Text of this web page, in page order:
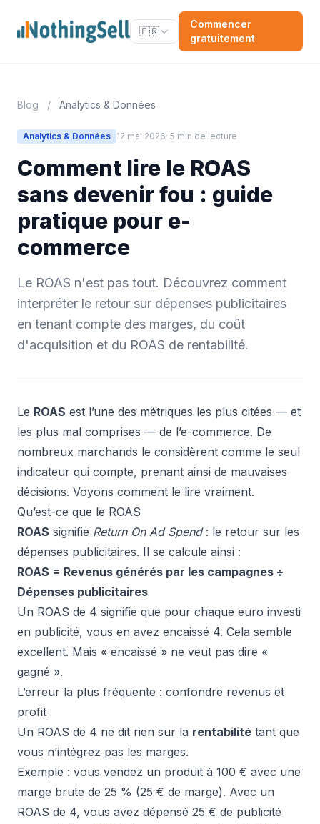
🇫🇷
Commencer
gratuitement
Blog / Analytics & Données
Analytics & Données 12 mai 2026· 5 min de lecture
Comment lire le ROAS
sans devenir fou : guide
pratique pour e-
commerce
Le ROAS n'est pas tout. Découvrez comment
interpréter le retour sur dépenses publicitaires
en tenant compte des marges, du coût
d'acquisition et du ROAS de rentabilité.
Le ROAS est l’une des métriques les plus citées — et
les plus mal comprises — de l’e-commerce. De
nombreux marchands le considèrent comme le seul
indicateur qui compte, prenant ainsi de mauvaises
décisions. Voyons comment le lire vraiment.
Qu’est-ce que le ROAS
ROAS signifie Return On Ad Spend: le retour sur les
dépenses publicitaires. Il se calcule ainsi :
ROAS = Revenus générés par les campagnes ÷
Dépenses publicitaires
Un ROAS de 4 signifie que pour chaque euro investi
en publicité, vous en avez encaissé 4. Cela semble
excellent. Mais « encaissé » ne veut pas dire «
gagné ».
L’erreur la plus fréquente : confondre revenus et
profit
Un ROAS de 4 ne dit rien sur la rentabilité tant que
vous n’intégrez pas les marges.
Exemple : vous vendez un produit à 100 € avec une
marge brute de 25 % (25 € de marge). Avec un
ROAS de 4, vous avez dépensé 25 € de publicité